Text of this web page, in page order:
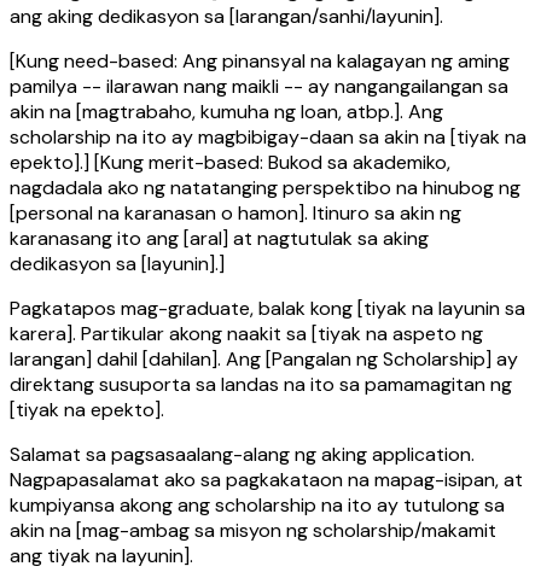
ang aking dedikasyon sa [larangan/sanhi/layunin].
[Kung need-based: Ang pinansyal na kalagayan ng aming
pamilya -- ilarawan nang maikli -- ay nangangailangan sa
akin na [magtrabaho, kumuha ng loan, atbp.]. Ang
scholarship na ito ay magbibigay-daan sa akin na [tiyak na
epekto].] [Kung merit-based: Bukod sa akademiko,
nagdadala ako ng natatanging perspektibo na hinubog ng
[personal na karanasan o hamon]. Itinuro sa akin ng
karanasang ito ang [aral] at nagtutulak sa aking
dedikasyon sa [layunin].]
Pagkatapos mag-graduate, balak kong [tiyak na layunin sa
karera]. Partikular akong naakit sa [tiyak na aspeto ng
larangan] dahil [dahilan]. Ang [Pangalan ng Scholarship] ay
direktang susuporta sa landas na ito sa pamamagitan ng
[tiyak na epekto].
Salamat sa pagsasaalang-alang ng aking application.
Nagpapasalamat ako sa pagkakataon na mapag-isipan, at
kumpiyansa akong ang scholarship na ito ay tutulong sa
akin na [mag-ambag sa misyon ng scholarship/makamit
ang tiyak na layunin].